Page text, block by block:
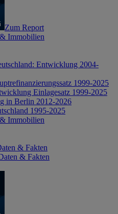
Zum Report
Immobilien
Entwicklung 2004-
1999-2025
Einlagesatz 1999-2025
in Berlin 2012-2026
1995-2025
Immobilien
& Fakten
& Fakten